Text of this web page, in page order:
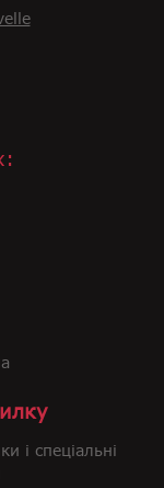
і спеціальні